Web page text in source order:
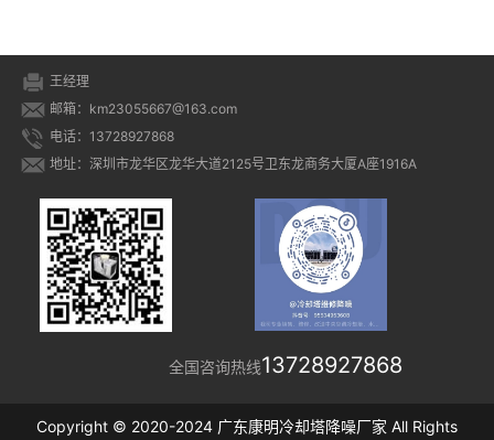
王经理
邮箱：km23055667@163.com
电话：13728927868
地址：深圳市龙华区龙华大道2125号卫东龙商务大厦A座1916A
全国咨询热线13728927868
Copyright © 2020-2024 广东康明冷却塔降噪厂家 All Rights